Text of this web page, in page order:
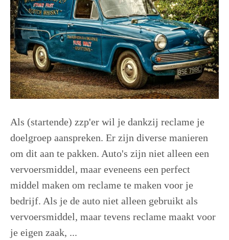
Als (startende) zzp'er wil je dankzij reclame je
doelgroep aanspreken. Er zijn diverse manieren
om dit aan te pakken. Auto's zijn niet alleen een
vervoersmiddel, maar eveneens een perfect
middel maken om reclame te maken voor je
bedrijf. Als je de auto niet alleen gebruikt als
vervoersmiddel, maar tevens reclame maakt voor
je eigen zaak, ...